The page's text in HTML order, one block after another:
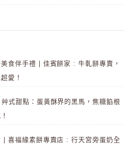
食伴手禮 | 佳賓餅家 : 牛軋餅專賣，
愛！
式甜點：蛋黃酥界的黑馬，焦糖餡根
| 喜福緣素餅專賣店 : 行天宮旁蛋奶全